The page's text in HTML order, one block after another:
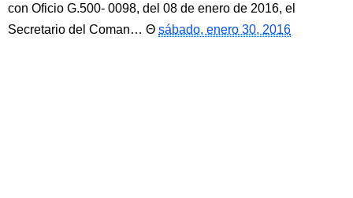
con Oficio G.500- 0098, del 08 de enero de 2016, el
Secretario del Coman…
sábado, enero 30, 2016